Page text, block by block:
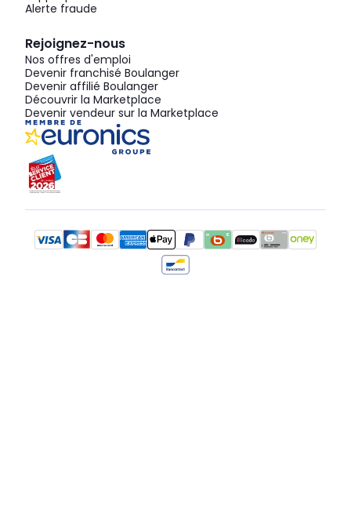
Alerte fraude
Rejoignez-nous
Nos offres d'emploi
Devenir franchisé Boulanger
Devenir affilié Boulanger
Découvrir la Marketplace
Devenir vendeur sur la Marketplace